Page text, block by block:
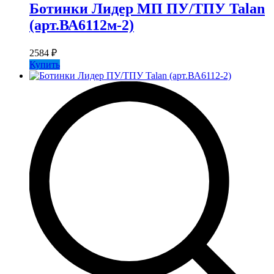
Ботинки Лидер МП ПУ/ТПУ Talan
(арт.ВА6112м-2)
2584 ₽
Купить